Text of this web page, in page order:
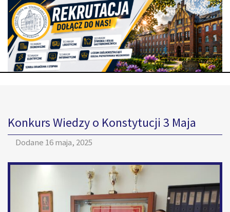
Konkurs Wiedzy o Konstytucji 3 Maja
Dodane 16 maja, 2025